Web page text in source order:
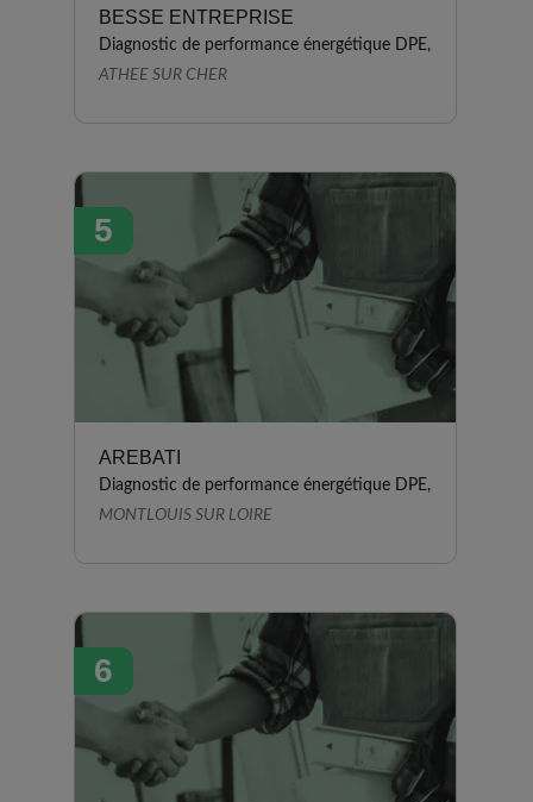
BESSE ENTREPRISE
Diagnostic de performance énergétique DPE,
ATHEE SUR CHER
5
AREBATI
Diagnostic de performance énergétique DPE,
MONTLOUIS SUR LOIRE
6